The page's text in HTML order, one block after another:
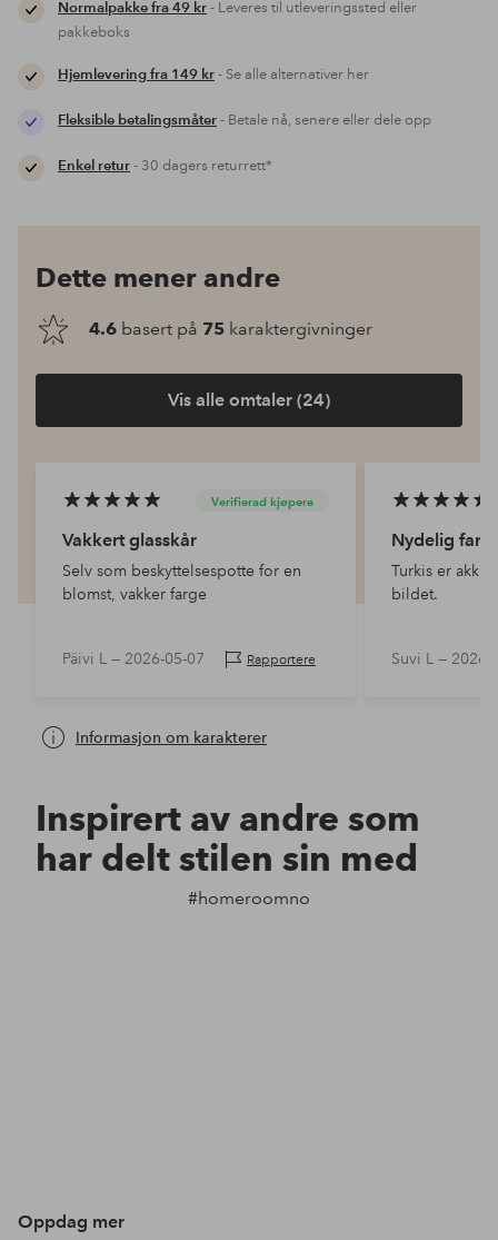
Normalpakke fra 49 kr- Leveres til utleveringssted eller
pakkeboks
Hjemlevering fra 149 kr- Se alle alternativer her
Fleksible betalingsmåter- Betale nå, senere eller dele opp
Enkel retur- 30 dagers returrett*
Dette mener andre
4.6 basert på 75 karaktergivninger
Vis alle omtaler (24)
Verifierad kjøpere
Vakkert glasskår
Selv som beskyttelsespotte for en
blomst, vakker farge
Päivi L — 2026-05-07 Rapportere
Nydelig
Turkis er
bildet.
Suvi L — 2026-
Informasjon om karakterer
Inspirert av andre som
har delt stilen sin med
#homeroomno
Oppdag mer